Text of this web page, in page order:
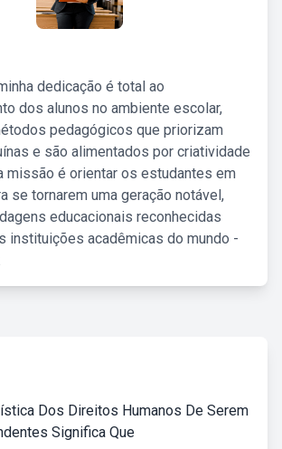
dedicação é total ao
dos alunos no ambiente escolar,
pedagógicos que priorizam
e são alimentados por criatividade
missão é orientar os estudantes em
se tornarem uma geração notável,
educacionais reconhecidas
instituições acadêmicas do mundo -
Dos Direitos Humanos De Serem
Significa Que